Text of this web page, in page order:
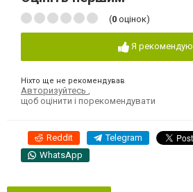
(0 оцінок)
Я рекомендую
Ніхто ще не рекомендував
Авторизуйтесь
щоб оцінити і порекомендувати
Reddit Telegram
WhatsApp